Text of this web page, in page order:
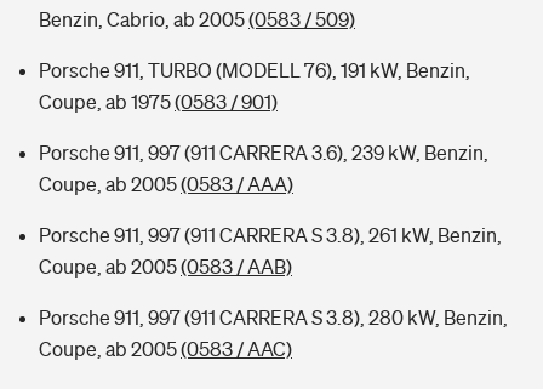
Benzin, Cabrio, ab 2005(0583 / 509)
Porsche 911, TURBO (MODELL 76), 191 kW, Benzin,
Coupe, ab 1975(0583 / 901)
Porsche 911, 997 (911 CARRERA 3.6), 239 kW, Benzin,
Coupe, ab 2005(0583 / AAA)
Porsche 911, 997 (911 CARRERA S 3.8), 261 kW, Benzin,
Coupe, ab 2005(0583 / AAB)
Porsche 911, 997 (911 CARRERA S 3.8), 280 kW, Benzin,
Coupe, ab 2005(0583 / AAC)